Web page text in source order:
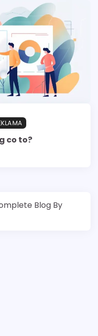
co to?
Blog By